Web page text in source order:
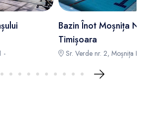
-
Bazin Înot Moșnița
Timișoara
Sr. Verde nr. 2, Moșnița